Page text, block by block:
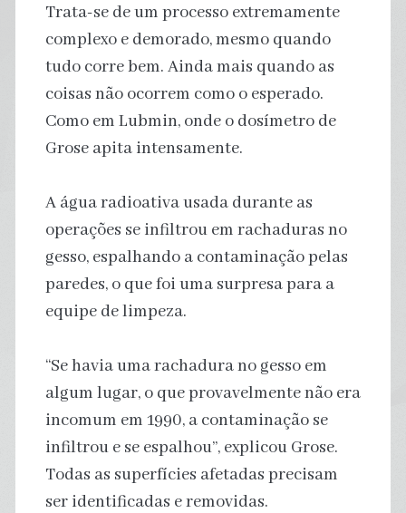
Trata-se de um processo extremamente
complexo e demorado, mesmo quando
tudo corre bem. Ainda mais quando as
coisas não ocorrem como o esperado.
Como em Lubmin, onde o dosímetro de
Grose apita intensamente.
A água radioativa usada durante as
operações se infiltrou em rachaduras no
gesso, espalhando a contaminação pelas
paredes, o que foi uma surpresa para a
equipe de limpeza.
“Se havia uma rachadura no gesso em
algum lugar, o que provavelmente não era
incomum em 1990, a contaminação se
infiltrou e se espalhou”, explicou Grose.
Todas as superfícies afetadas precisam
ser identificadas e removidas.